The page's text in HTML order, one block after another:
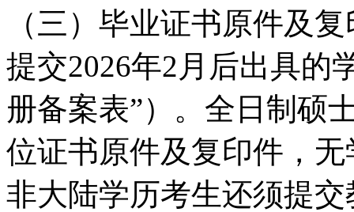
（三）毕业证书原件及
提交2026年2月后出具的
册备案表”）。全日制硕
位证书原件及复印件，
非大陆学历考生还须提